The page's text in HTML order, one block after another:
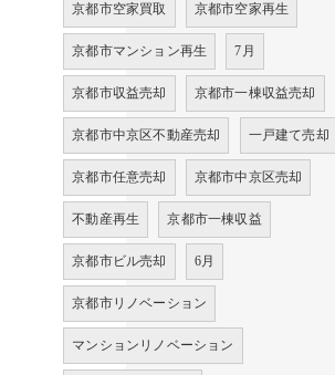
京都市空家買取 京都市空家再生
京都市マンション再生 7月
京都市収益売却 京都市一棟収益売却
京都市中京区不動産売却 一戸建て売却
京都市任意売却 京都市中京区売却
不動産再生 京都市一棟収益
京都市ビル売却 6月
京都市リノベーション
マンションリノベーション